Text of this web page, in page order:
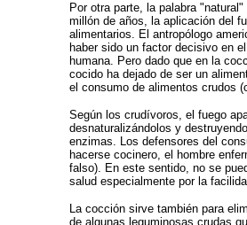
Por otra parte, la palabra
millón de años, la aplicación del
alimentarios. El antropólogo
haber sido un factor decisivo en
humana. Pero dado que en la
cocido ha dejado de ser un
el consumo de alimentos crudos
Según los crudívoros, el fuego
desnaturalizándolos y
enzimas. Los defensores del
hacerse cocinero, el hombre
falso). En este sentido, no se
salud especialmente por la
La cocción sirve también para
de algunas leguminosas crudas